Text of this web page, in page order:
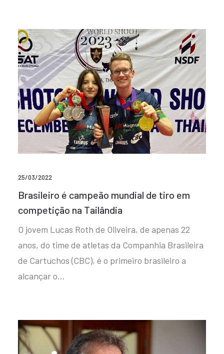
25/03/2022
Brasileiro é campeão mundial de tiro em
competição na Tailândia
O jovem Lucas Roth de Oliveira, de apenas 22
anos, do time de atletas da Companhia Brasileira
de Cartuchos (CBC), é o primeiro brasileiro a
alcançar o…